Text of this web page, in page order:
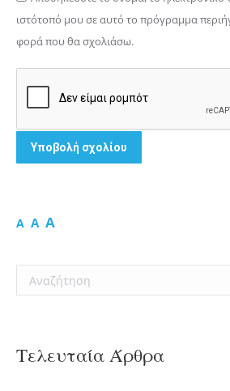
ιστότοπό μου σε αυτό το πρόγραμμα
φορά που θα σχολιάσω.
Υποβολή σχολίου
A A A
Search:
Τελευταία Άρθρα